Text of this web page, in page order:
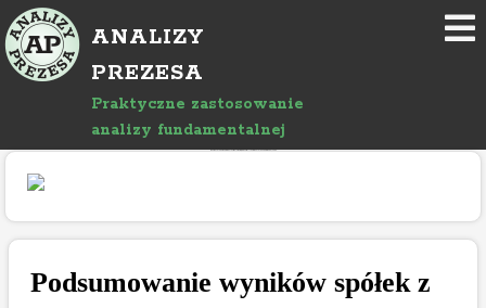
o
ANALIZY
PREZESA
Praktyczne zastosowanie
analizy fundamentalnej
Podsumowanie wyników spółek z